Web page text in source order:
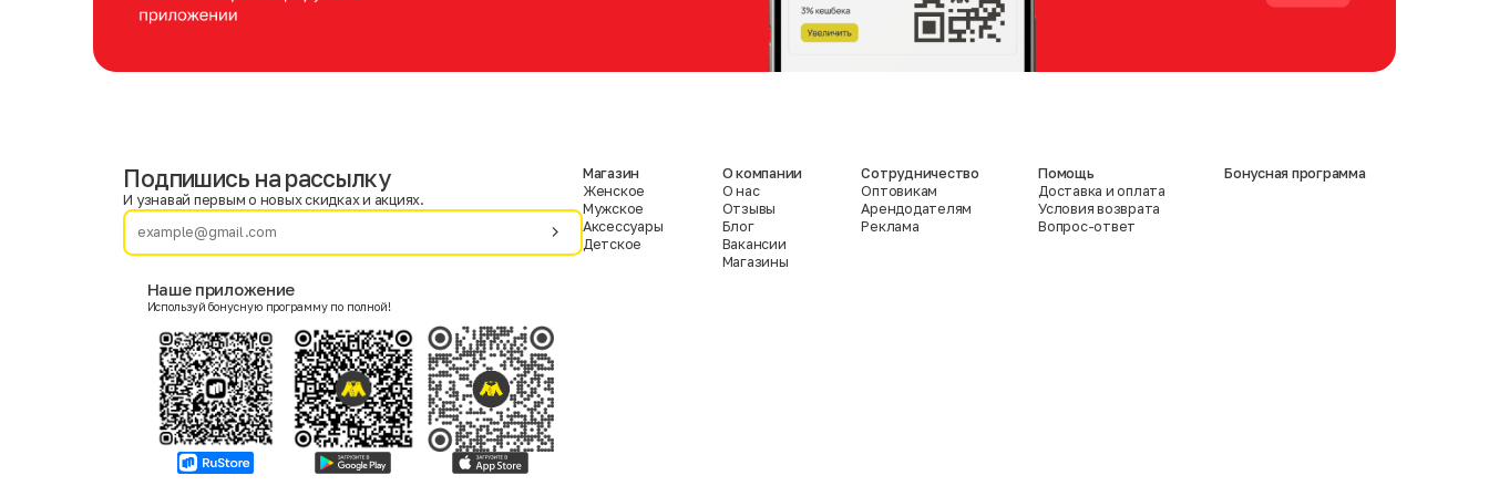
Фамилия
Женский
Согласие на получение чеков по электронной почте
Подпишись на рассылку
И узнавай первым о новых скидках и акциях.
Наше приложение
Используй бонусную программу по полной!
Магазин
Женское
Мужское
Аксессуары
Детское
О компании
О нас
Отзывы
Блог
Вакансии
Магазины
Сотрудничество
Оптовикам
Арендодателям
Реклама
Помощь
Доставка и оплата
Условия возврата
Вопрос-ответ
Бонусная программа